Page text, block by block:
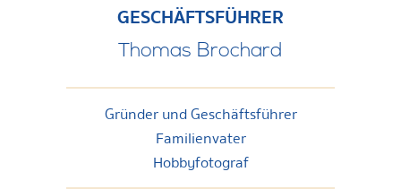
GESCHÄFTSFÜHRER
Thomas Brochard
Gründer und Geschäftsführer
Familienvater
Hobbyfotograf